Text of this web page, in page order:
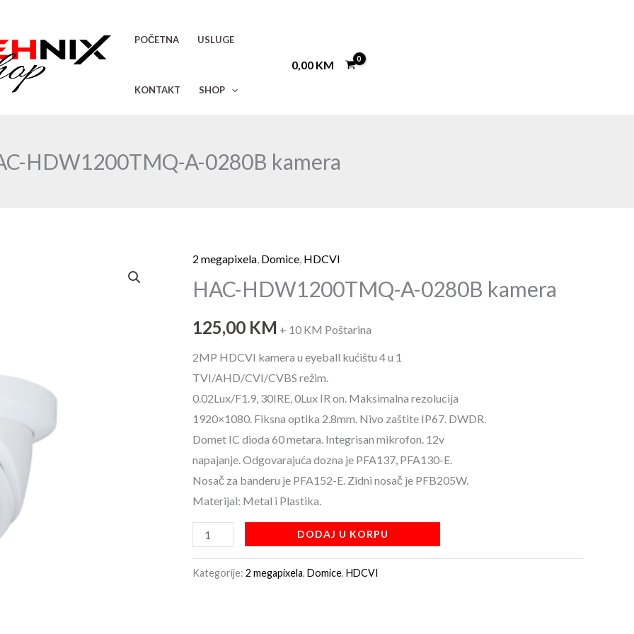
POČETNA USLUGE
KONTAKT SHOP
0,00 KM
HDW1200TMQ-A-0280B kamera
2 megapixela, Domice, HDCVI
HAC-HDW1200TMQ-A-0280B kamera
125,00 KM + 10 KM Poštarina
2MP HDCVI kamera u eyeball kućištu 4 u 1
TVI/AHD/CVI/CVBS režim.
0.02Lux/F1.9, 30IRE, 0Lux IR on. Maksimalna rezolucija
1920×1080. Fiksna optika 2.8mm. Nivo zaštite IP67. DWDR.
Domet IC dioda 60 metara. Integrisan mikrofon. 12v
napajanje. Odgovarajuća dozna je PFA137, PFA130-E.
Nosač za banderu je PFA152-E. Zidni nosač je PFB205W.
Materijal: Metal i Plastika.
HAC-
HDW1200TMQ-
0280B
količina
DODAJ U KORPU
Kategorije: 2 megapixela, Domice, HDCVI